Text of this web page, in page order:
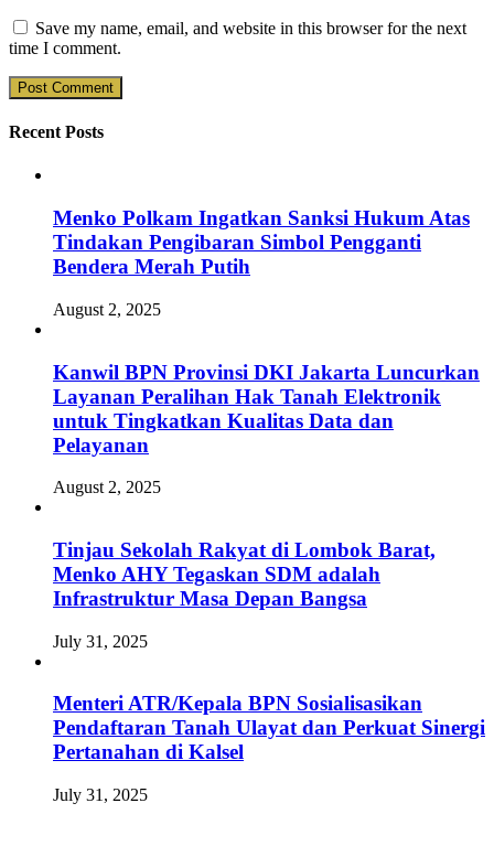
Save my name, email, and website in this browser for the next
time I comment.
Recent Posts
Menko Polkam Ingatkan Sanksi Hukum Atas
Tindakan Pengibaran Simbol Pengganti
Bendera Merah Putih
August 2, 2025
Kanwil BPN Provinsi DKI Jakarta Luncurkan
Layanan Peralihan Hak Tanah Elektronik
untuk Tingkatkan Kualitas Data dan
Pelayanan
August 2, 2025
Tinjau Sekolah Rakyat di Lombok Barat,
Menko AHY Tegaskan SDM adalah
Infrastruktur Masa Depan Bangsa
July 31, 2025
Menteri ATR/Kepala BPN Sosialisasikan
Pendaftaran Tanah Ulayat dan Perkuat Sinergi
Pertanahan di Kalsel
July 31, 2025